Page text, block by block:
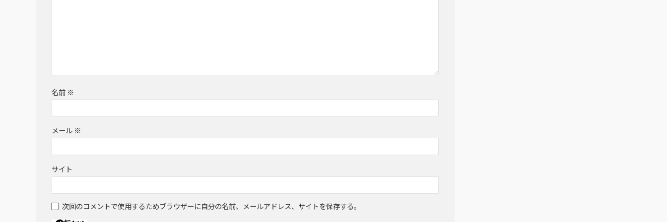
名前 ※
メール ※
サイト
次回のコメントで使用するためブラウザーに自分の名前、メールアドレス、サイトを保存する。